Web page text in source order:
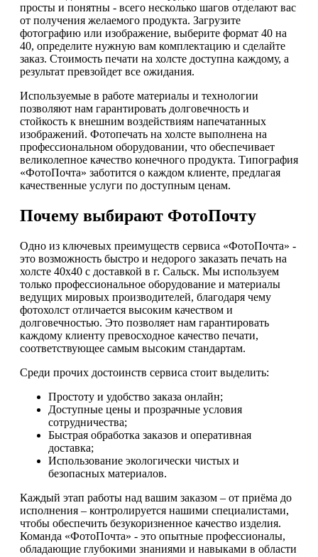
просты и понятны - всего несколько шагов отделают вас
от получения желаемого продукта. Загрузите
фотографию или изображение, выберите формат 40 на
40, определите нужную вам комплектацию и сделайте
заказ. Стоимость печати на холсте доступна каждому, а
результат превзойдет все ожидания.
Используемые в работе материалы и технологии
позволяют нам гарантировать долговечность и
стойкость к внешним воздействиям напечатанных
изображений. Фотопечать на холсте выполнена на
профессиональном оборудовании, что обеспечивает
великолепное качество конечного продукта. Типография
«ФотоПочта» заботится о каждом клиенте, предлагая
качественные услуги по доступным ценам.
Почему выбирают ФотоПочту
Одно из ключевых преимуществ сервиса «ФотоПочта» -
это возможность быстро и недорого заказать печать на
холсте 40х40 с доставкой в г. Сальск. Мы используем
только профессиональное оборудование и материалы
ведущих мировых производителей, благодаря чему
фотохолст отличается высоким качеством и
долговечностью. Это позволяет нам гарантировать
каждому клиенту превосходное качество печати,
соответствующее самым высоким стандартам.
Среди прочих достоинств сервиса стоит выделить:
Простоту и удобство заказа онлайн;
Доступные цены и прозрачные условия
сотрудничества;
Быстрая обработка заказов и оперативная
доставка;
Использование экологически чистых и
безопасных материалов.
Каждый этап работы над вашим заказом – от приёма до
исполнения – контролируется нашими специалистами,
чтобы обеспечить безукоризненное качество изделия.
Команда «ФотоПочта» - это опытные профессионалы,
обладающие глубокими знаниями и навыками в области